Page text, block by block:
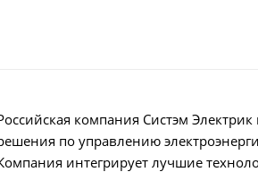
компания Систэм
по управлению
интегрирует лучшие